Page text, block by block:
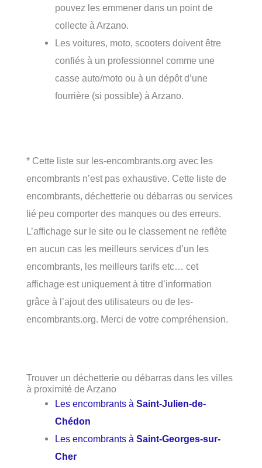
pouvez les emmener dans un point de
collecte à Arzano.
Les voitures, moto, scooters doivent être
confiés à un professionnel comme une
casse auto/moto ou à un dépôt d’une
fourrière (si possible) à Arzano.
* Cette liste sur les-encombrants.org avec les
encombrants n’est pas exhaustive. Cette liste de
encombrants, déchetterie ou débarras ou services
lié peu comporter des manques ou des erreurs.
L’affichage sur le site ou le classement ne reflète
en aucun cas les meilleurs services d’un les
encombrants, les meilleurs tarifs etc… cet
affichage est uniquement à titre d’information
grâce à l’ajout des utilisateurs ou de les-
encombrants.org. Merci de votre compréhension.
Trouver un déchetterie ou débarras dans les villes
à proximité de Arzano
Les encombrants àSaint-Julien-de-
Chédon
Les encombrants àSaint-Georges-sur-
Cher